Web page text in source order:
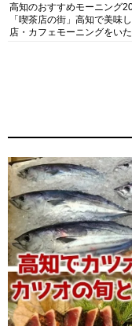
高知のおすすめモーニング20
「喫茶店の街」高知で美味
店・カフェモーニングをい